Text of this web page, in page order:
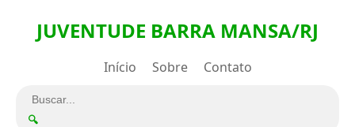
JUVENTUDE BARRA MANSA/RJ
Início Sobre Contato
🔍